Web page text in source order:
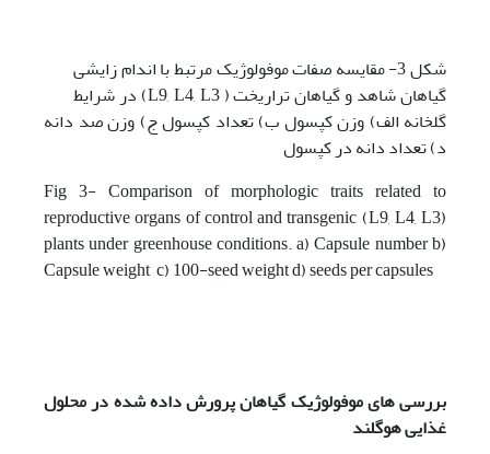
شکل 3- مقایسه صفات موفولوژیک مرتبط با اندام زایشی
گیاهان شاهد و گیاهان تراریخت ( L9, L4, L3) در شرایط
گلخانه الف) وزن کپسول ب) تعداد کپسول ج) وزن صد دانه
د) تعداد دانه در کپسول
Fig 3- Comparison of morphologic traits related to
reproductive organs of control and transgenic (L9, L4, L3)
plants under greenhouse conditions. a) Capsule number b)
Capsule weight c) 100-seed weight d) seeds per capsules
بررسی ‌های موفولوژیک گیاهان پرورش داده شده در محلول
غذایی هوگلند